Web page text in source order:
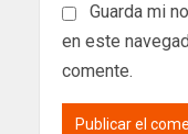
Guarda mi
en este
comente.